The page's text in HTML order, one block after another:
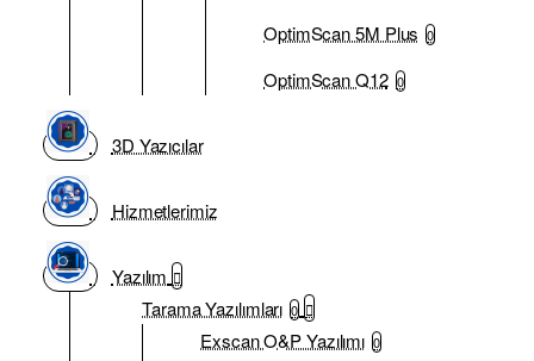
OptimScan 5M Plus 0
OptimScan Q12 0
3D Yazıcılar
Hizmetlerimiz
Yazılım
Tarama Yazılımları 0
Exscan O&P Yazılımı 0